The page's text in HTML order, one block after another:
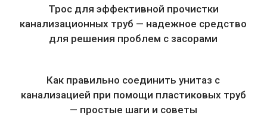
Трос для эффективной прочистки
канализационных труб — надежное средство
для решения проблем с засорами
Как правильно соединить унитаз с
канализацией при помощи пластиковых труб
— простые шаги и советы